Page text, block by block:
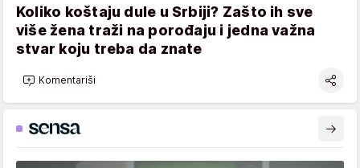
Koliko koštaju dule u Srbiji? Zašto ih sve
više žena traži na porođaju i jedna važna
stvar koju treba da znate
Komentariši